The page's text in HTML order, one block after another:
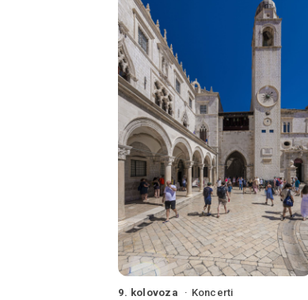
9. kolovoza Koncerti